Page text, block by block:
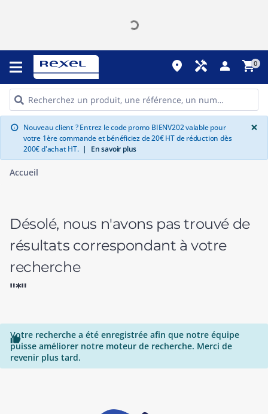
place handyman person shopping_cart0
info Nouveau client ? Entrez le code promo BIENV202 valable pour
votre 1ère commande et bénéficiez de 20€ HT de réduction dès
200€ d'achat HT. | En savoir plus
×
Accueil
Désolé, nous n'avons pas trouvé de
résultats correspondant à votre
recherche
"*"

Votre recherche a été enregistrée afin que notre équipe
puisse améliorer notre moteur de recherche. Merci de
revenir plus tard.